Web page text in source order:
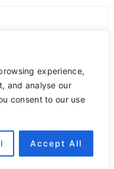
experience,
and analyse our
consent to our use
Accept All
für die nächste